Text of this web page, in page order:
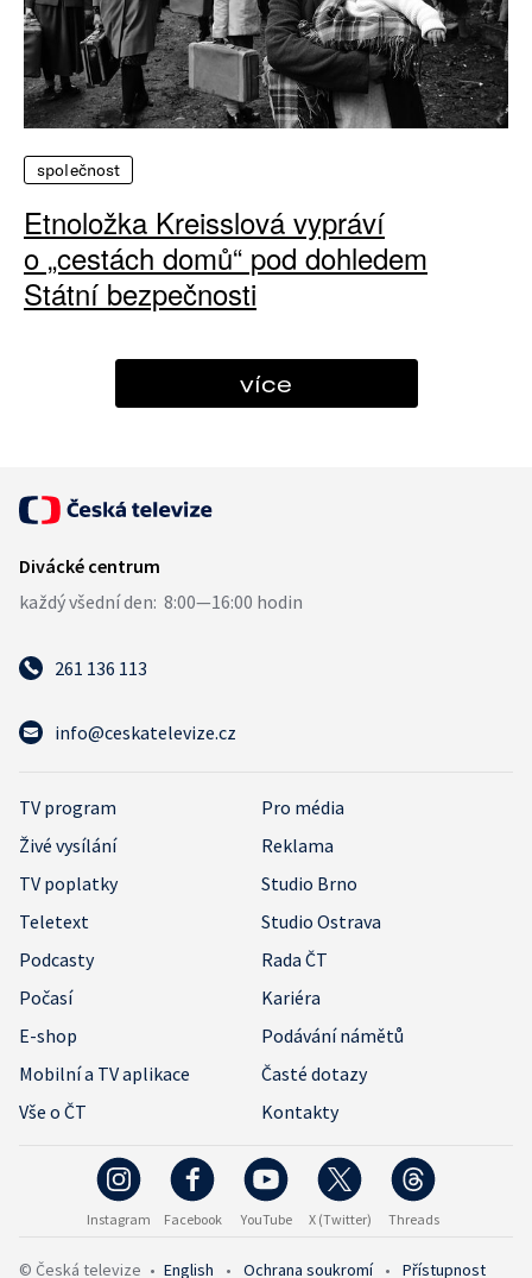
společnost
Etnoložka Kreisslová vypráví
o „cestách domů“ pod dohledem
Státní bezpečnosti
více
261 136 113
info@ceskatelevize.cz
TV program
Pro média
Živé vysílání
Reklama
TV poplatky
Studio Brno
Teletext
Studio Ostrava
Podcasty
Rada ČT
Počasí
Kariéra
E-shop
Podávání námětů
Mobilní a TV aplikace
Časté dotazy
Vše o ČT
Kontakty
Instagram Facebook YouTube X (Twitter) Threads
© Česká televize • English • Ochrana soukromí • Přístupnost